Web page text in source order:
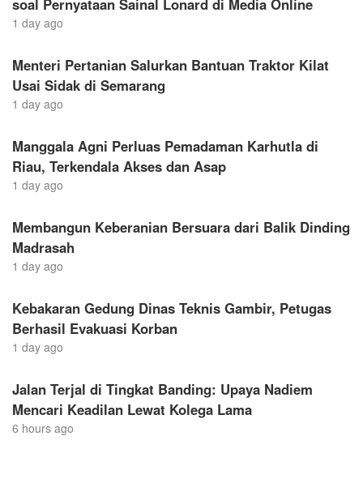
soal Pernyataan Sainal Lonard di Media Online
1 day ago
Menteri Pertanian Salurkan Bantuan Traktor Kilat
Usai Sidak di Semarang
1 day ago
Manggala Agni Perluas Pemadaman Karhutla di
Riau, Terkendala Akses dan Asap
1 day ago
Membangun Keberanian Bersuara dari Balik Dinding
Madrasah
1 day ago
Kebakaran Gedung Dinas Teknis Gambir, Petugas
Berhasil Evakuasi Korban
1 day ago
Jalan Terjal di Tingkat Banding: Upaya Nadiem
Mencari Keadilan Lewat Kolega Lama
6 hours ago